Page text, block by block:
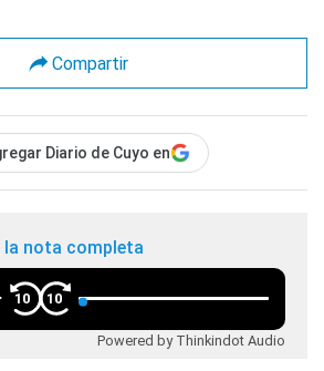
Compartir
Diario de Cuyo en
la nota completa
10 10
Powered by Thinkindot Audio